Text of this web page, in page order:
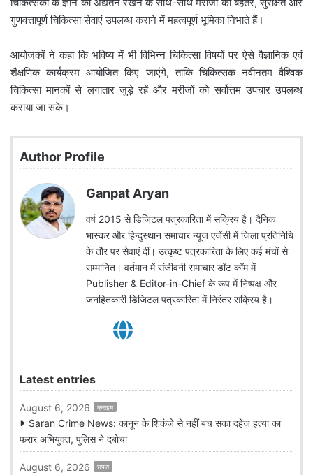
गुणवत्तापूर्ण चिकित्सा सेवाएं उपलब्ध कराने में महत्वपूर्ण भूमिका निभाते हैं।
आयोजकों ने कहा कि भविष्य में भी विभिन्न चिकित्सा विषयों पर ऐसे वैज्ञानिक एवं
शैक्षणिक कार्यक्रम आयोजित किए जाएंगे, ताकि चिकित्सक नवीनतम वैश्विक
चिकित्सा मानकों से लगातार जुड़े रहें और मरीजों को सर्वोत्तम उपचार उपलब्ध
कराया जा सके।
Author Profile
Ganpat Aryan
वर्ष 2015 से डिजिटल पत्रकारिता में सक्रिय है। दैनिक
भास्कर और हिन्दुस्थान समाचार न्यूज एजेंसी में जिला प्रतिनिधि
के तौर पर सेवाएं दीं। उत्कृष्ट पत्रकारिता के लिए कई मंचों से
सम्मानित। वर्तमान में संजीवनी समाचार डॉट कॉम में
Publisher & Editor-in-Chief के रूप में निष्पक्ष और
जनहितकारी डिजिटल पत्रकारिता में निरंतर सक्रिय है।
Latest entries
August 6, 2026 क्राइम
Saran Crime News: कानून के शिकंजे से नहीं बच सका दहेज हत्या का
फरार अभियुक्त, पुलिस ने दबोचा
August 6, 2026 छपरा